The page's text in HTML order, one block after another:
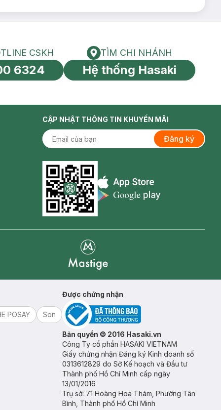
toàn cầu
HOTLINE CSKH
CSKH
6324
Tìm chi nhánh
TÌM CHI NHÁNH
Hệ thống Hasaki
CẬP NHẬT THÔNG TIN KHUYẾN MÃI
Đăng ký
Appstore icon
POSAY
Son
Được chứng nhận
Bản quyền © 2016 Hasaki.vn
Công Ty cổ phần HASAKI VIETNAM
Giấy chứng nhận Đăng ký Kinh doanh số
0313612829 do Sở Kế hoạch và Đầu tư
Thành phố Hồ Chí Minh cấp ngày
13/01/2016
Trụ sở: 71 Hoàng Hoa Thám, Phường Tân
Bình, Thành phố Hồ Chí Minh